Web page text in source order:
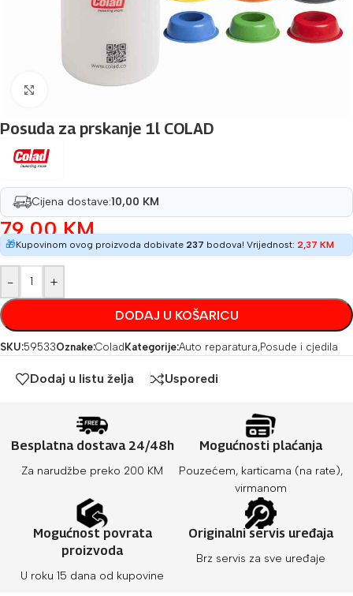
Povećaj sliku
Posuda za prskanje 1l COLAD
Cijena dostave:10,00 KM
79,00KM
🎁Kupovinom ovog proizvoda dobivate 237 bodova! Vrijednost: 2,37 KM
- +
DODAJ U KOŠARICU
SKU:59533Oznake:Colad Kategorije:Auto reparatura,Posude i cjedila
Dodaj u listu želja Usporedi
Besplatna dostava 24/48h
Za narudžbe preko 200 KM
Mogućnosti plaćanja
Pouzećem, karticama (na rate),
virmanom
Mogućnost povrata
proizvoda
U roku 15 dana od kupovine
Originalni servis uređaja
Brz servis za sve uređaje